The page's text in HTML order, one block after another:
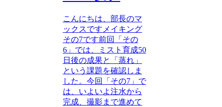
こんにちは、部長のマ
ックスですメイキング
その7です前回「その
6」では、ミスト育成50
日後の成果と「蒸れ」
という課題を確認しま
した。今回「その7」で
は、いよいよ注水から
完成、撮影まで進めて